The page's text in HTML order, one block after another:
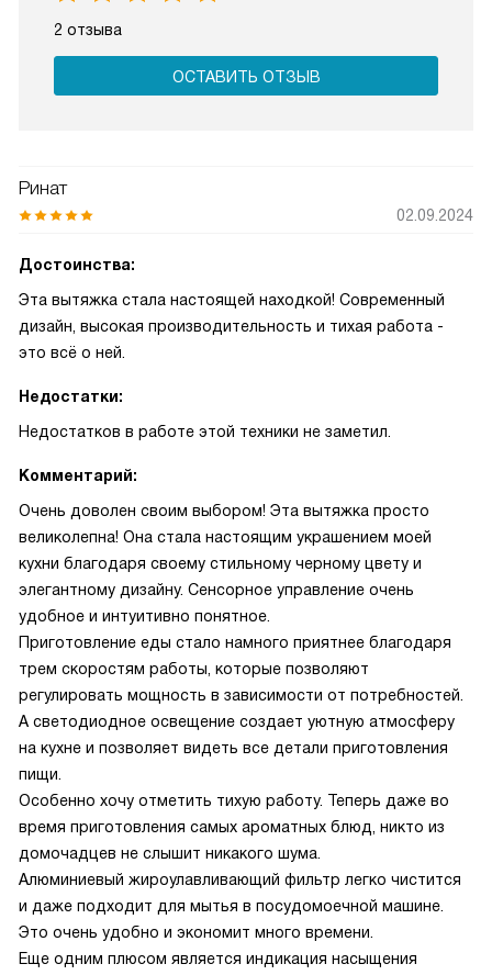
2 отзыва
ОСТАВИТЬ ОТЗЫВ
Ринат
02.09.2024
Достоинства:
Эта вытяжка стала настоящей находкой! Современный
дизайн, высокая производительность и тихая работа -
это всё о ней.
Недостатки:
Недостатков в работе этой техники не заметил.
Комментарий:
Очень доволен своим выбором! Эта вытяжка просто
великолепна! Она стала настоящим украшением моей
кухни благодаря своему стильному черному цвету и
элегантному дизайну. Сенсорное управление очень
удобное и интуитивно понятное.
Приготовление еды стало намного приятнее благодаря
трем скоростям работы, которые позволяют
регулировать мощность в зависимости от потребностей.
А светодиодное освещение создает уютную атмосферу
на кухне и позволяет видеть все детали приготовления
пищи.
Особенно хочу отметить тихую работу. Теперь даже во
время приготовления самых ароматных блюд, никто из
домочадцев не слышит никакого шума.
Алюминиевый жироулавливающий фильтр легко чистится
и даже подходит для мытья в посудомоечной машине.
Это очень удобно и экономит много времени.
Еще одним плюсом является индикация насыщения